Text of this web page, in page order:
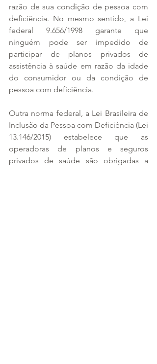
razão de sua condição de pessoa com
deficiência. No mesmo sentido, a Lei
federal 9.656/1998 garante que
ninguém pode ser impedido de
participar de planos privados de
assistência à saúde em razão da idade
do consumidor ou da condição de
pessoa com deficiência.
Outra norma federal, a Lei Brasileira de
Inclusão da Pessoa com Deficiência (Lei
13.146/2015) estabelece que as
operadoras de planos e seguros
privados de saúde são obrigadas a